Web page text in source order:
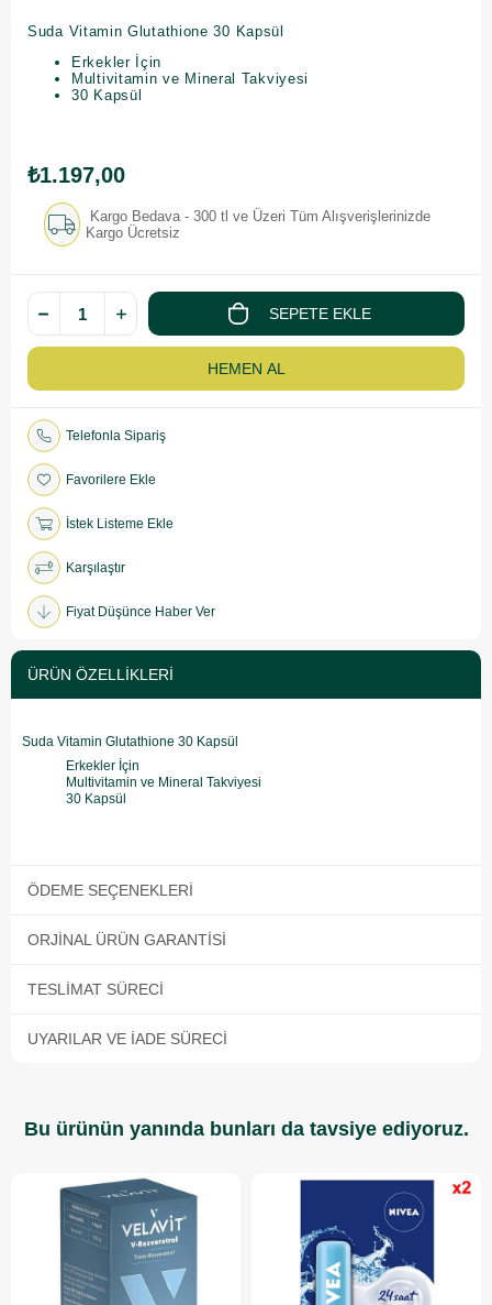
Suda Vitamin Glutathione 30 Kapsül
Erkekler İçin
Multivitamin ve Mineral Takviyesi
30 Kapsül
₺1.197,00
Kargo Bedava - 300 tl ve Üzeri Tüm Alışverişlerinizde
Kargo Ücretsiz
Telefonla Sipariş
Favorilere Ekle
İstek Listeme Ekle
Karşılaştır
Fiyat Düşünce Haber Ver
ÜRÜN ÖZELLIKLERI
Suda Vitamin Glutathione 30 Kapsül
Erkekler İçin
Multivitamin ve Mineral Takviyesi
30 Kapsül
ÖDEME SEÇENEKLERI
ORJINAL ÜRÜN GARANTISI
TESLIMAT SÜRECI
UYARILAR VE İADE SÜRECI
Bu ürünün yanında bunları da tavsiye ediyoruz.